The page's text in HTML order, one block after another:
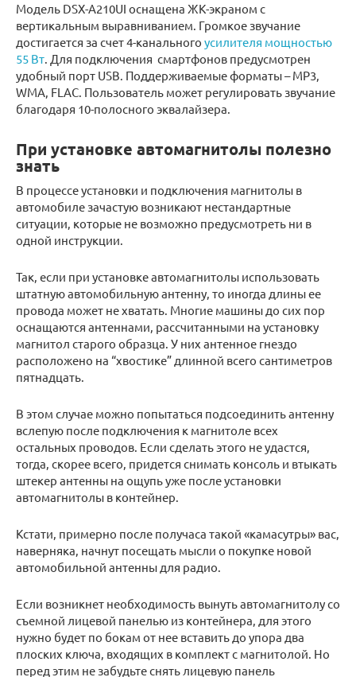
Модель DSX-A210UI оснащена ЖК-экраном с
вертикальным выравниванием. Громкое звучание
достигается за счет 4-канального усилителя мощностью
55 Вт. Для подключения смартфонов предусмотрен
удобный порт USB. Поддерживаемые форматы – MP3,
WMA, FLAC. Пользователь может регулировать звучание
благодаря 10-полосного эквалайзера.
При установке автомагнитолы полезно
знать
В процессе установки и подключения магнитолы в
автомобиле зачастую возникают нестандартные
ситуации, которые не возможно предусмотреть ни в
одной инструкции.
Так, если при установке автомагнитолы использовать
штатную автомобильную антенну, то иногда длины ее
провода может не хватать. Многие машины до сих пор
оснащаются антеннами, рассчитанными на установку
магнитол старого образца. У них антенное гнездо
расположено на “хвостике” длинной всего сантиметров
пятнадцать.
В этом случае можно попытаться подсоединить антенну
вслепую после подключения к магнитоле всех
остальных проводов. Если сделать этого не удастся,
тогда, скорее всего, придется снимать консоль и втыкать
штекер антенны на ощупь уже после установки
автомагнитолы в контейнер.
Кстати, примерно после получаса такой «камасутры» вас,
наверняка, начнут посещать мысли о покупке новой
автомобильной антенны для радио.
Если возникнет необходимость вынуть автомагнитолу со
съемной лицевой панелью из контейнера, для этого
нужно будет по бокам от нее вставить до упора два
плоских ключа, входящих в комплект с магнитолой. Но
перед этим не забудьте снять лицевую панель